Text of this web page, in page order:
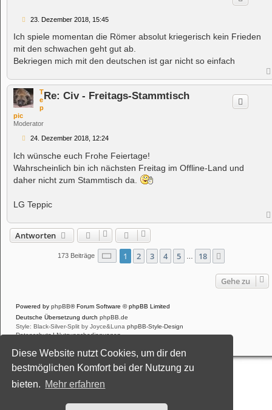
Diese Website nutzt Cookies, um dir den
bestmöglichen Komfort bei der Nutzung zu
bieten. Mehr erfahren
B
i
r
a
g
23. Dezember 2018, 15:45
Ich spiele momentan die Römer absolut kriegerisch kein Frieden
mit den schwachen geht gut ab.
Bekriegen mich mit den deutschen ist gar nicht so einfach
T
e
p
pic
Moderator
Re: Civ - Freitags-Stammtisch
B
i
r
g
24. Dezember 2018, 12:24
Ich wünsche euch Frohe Feiertage!
Wahrscheinlich bin ich nächsten Freitag im Offline-Land und
daher nicht zum Stammtisch da.
LG Teppic
Antworten
173 Beiträge Seite 1von 18
1 2 3 4 5 18
Gehe zu
Powered by phpBB® Forum Software © phpBB Limited
Deutsche Übersetzung durch phpBB.de
Style: Black-Silver-Split by Joyce&Luna phpBB-Style-Design
Datenschutz |Nutzungsbedingungen